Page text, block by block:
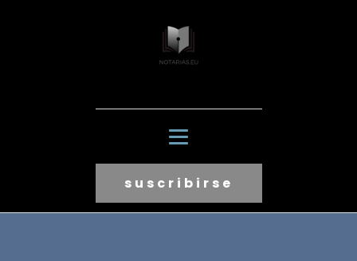
suscribirse